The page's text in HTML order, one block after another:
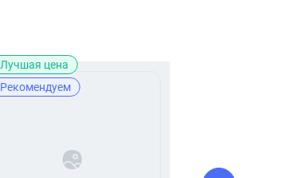
Лучшая цена
Рекомендуем